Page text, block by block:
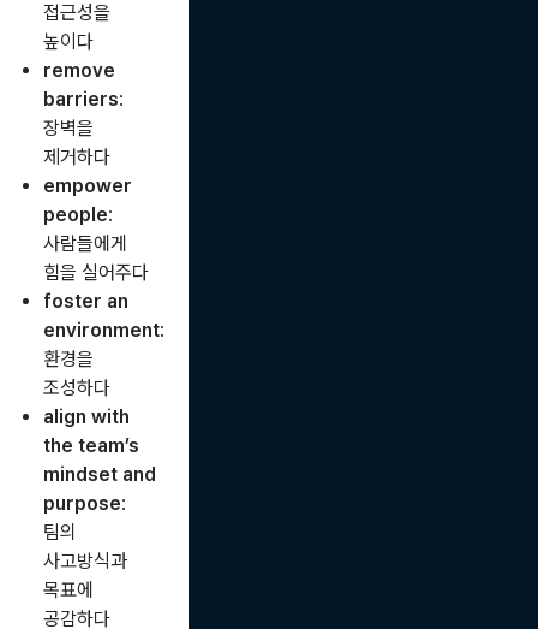
접근성을
높이다
remove
barriers:
장벽을
제거하다
empower
people:
사람들에게
힘을 실어주다
foster an
environment:
환경을
조성하다
align with
the team’s
mindset and
purpose:
팀의
사고방식과
목표에
공감하다